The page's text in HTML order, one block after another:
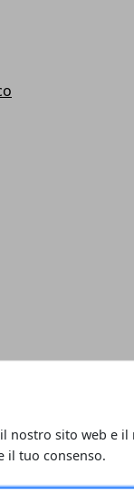
nostro sito web e il
il tuo consenso.